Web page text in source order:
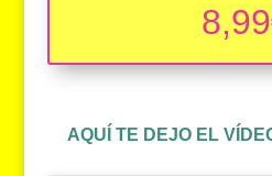
AQUÍ TE DEJO EL